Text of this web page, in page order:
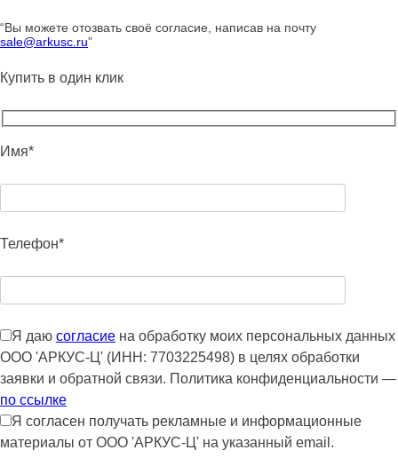
“Вы можете отозвать своё согласие, написав на почту
sale@arkusc.ru”
Купить в один клик
Имя*
Телефон*
Я даю согласие на обработку моих персональных данных
ООО 'АРКУС-Ц' (ИНН: 7703225498) в целях обработки
заявки и обратной связи. Политика конфиденциальности —
по ссылке
Я согласен получать рекламные и информационные
материалы от ООО 'АРКУС-Ц' на указанный email.